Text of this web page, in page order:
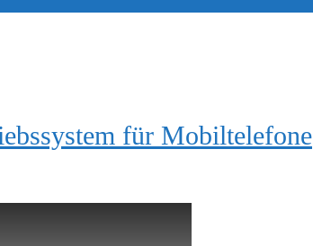
für Mobiltelefone